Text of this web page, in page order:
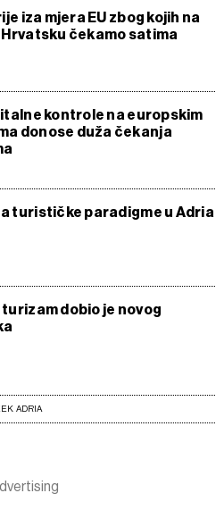
iza mjera EU zbog kojih na
Hrvatsku čekamo satima
kontrole na europskim
donose duža čekanja
turističke paradigme u Adria
dobio je novog
ADRIA